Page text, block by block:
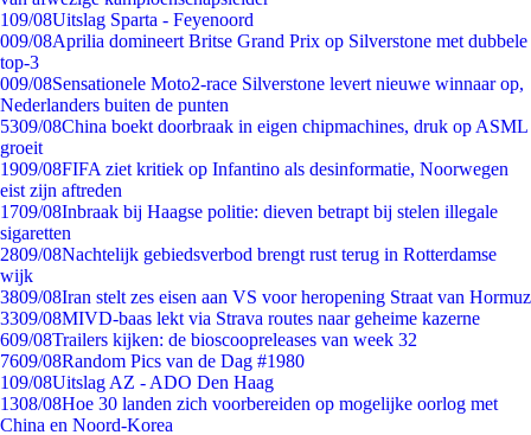
109/08Uitslag Sparta - Feyenoord
009/08Aprilia domineert Britse Grand Prix op Silverstone met dubbele
top-3
009/08Sensationele Moto2-race Silverstone levert nieuwe winnaar op,
Nederlanders buiten de punten
5309/08China boekt doorbraak in eigen chipmachines, druk op ASML
groeit
1909/08FIFA ziet kritiek op Infantino als desinformatie, Noorwegen
eist zijn aftreden
1709/08Inbraak bij Haagse politie: dieven betrapt bij stelen illegale
sigaretten
2809/08Nachtelijk gebiedsverbod brengt rust terug in Rotterdamse
wijk
3809/08Iran stelt zes eisen aan VS voor heropening Straat van Hormuz
3309/08MIVD-baas lekt via Strava routes naar geheime kazerne
609/08Trailers kijken: de bioscoopreleases van week 32
7609/08Random Pics van de Dag #1980
109/08Uitslag AZ - ADO Den Haag
1308/08Hoe 30 landen zich voorbereiden op mogelijke oorlog met
China en Noord-Korea